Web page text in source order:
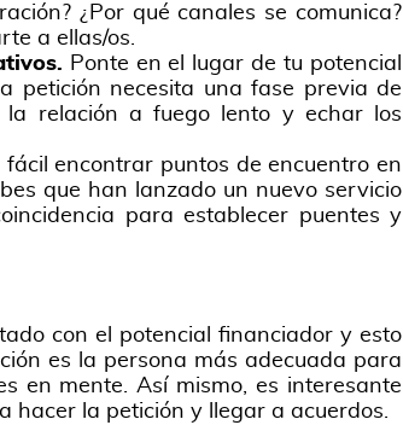
¿Por qué canales se comunica?
a ellas/os.
Ponte en el lugar de tu potencial
petición necesita una fase previa de
la relación a fuego lento y echar los
encontrar puntos de encuentro en
que han lanzado un nuevo servicio
para establecer puentes y
con el potencial financiador y esto
es la persona más adecuada para
en mente. Así mismo, es interesante
hacer la petición y llegar a acuerdos.